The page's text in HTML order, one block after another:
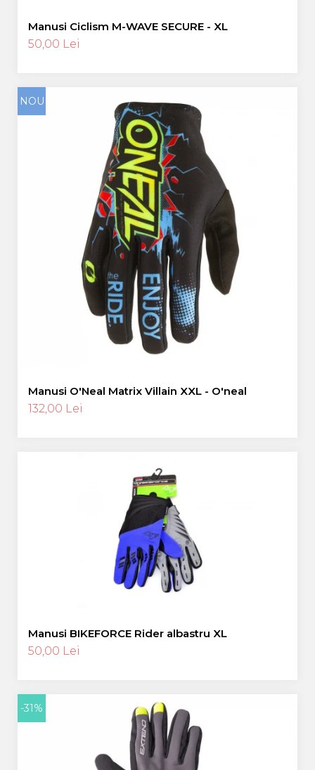
Manusi Ciclism M-WAVE SECURE - XL
50,00 Lei
NOU
Manusi O'Neal Matrix Villain XXL - O'neal
132,00 Lei
Manusi BIKEFORCE Rider albastru XL
50,00 Lei
-31%